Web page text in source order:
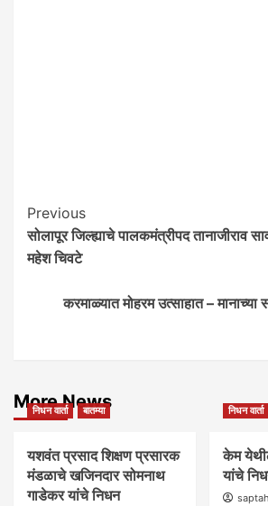
Post
Navigation
Previous
सोलापूर जिल्ह्याचे पालकमंत्रीपद तानाजीराव
महेश चिवटे
करमाळ्यात मोहरम उत्साहात – मानाच्या
More News
निधन वार्ता बातम्या
यशवंत प्रसाद शिक्षण प्रसारक
मंडळाचे खजिनदार सोमनाथ
गाडेकर यांचे निधन
निधन वार्ता
केम
यांचे